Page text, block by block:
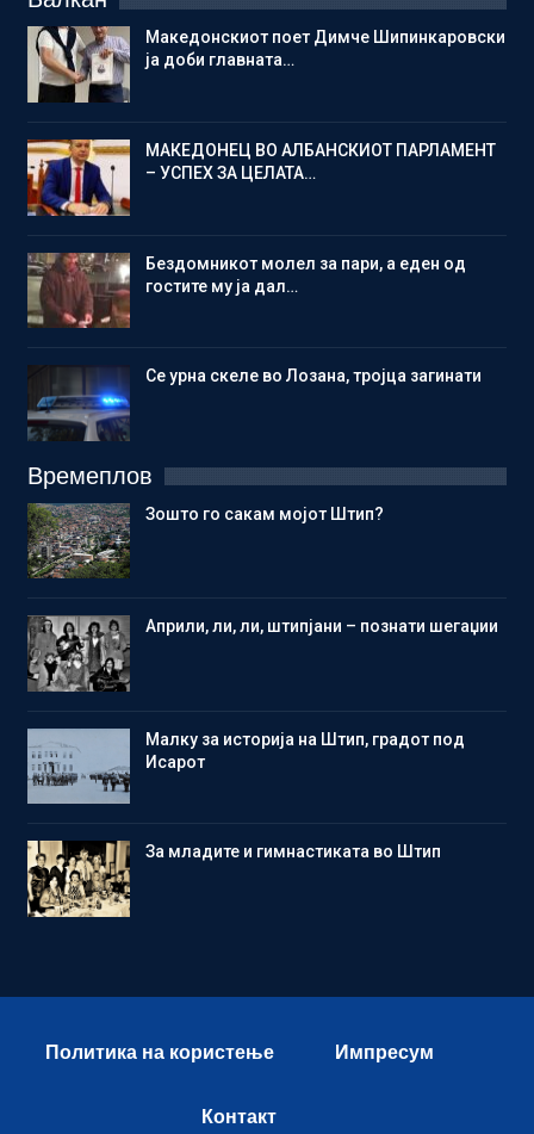
Македонскиот поет Димче Шипинкаровски
ја доби главната…
МАКЕДОНЕЦ ВО АЛБАНСКИОТ ПАРЛАМЕНТ
– УСПЕХ ЗА ЦЕЛАТА…
Бездомникот молел за пари, а еден од
гостите му ја дал…
Се урна скеле во Лозана, тројца загинати
Времеплов
Зошто го сакам мојот Штип?
Aприли, ли, ли, штипјани – познати шегаџии
Малку за историја на Штип, градот под
Исарот
Зa младите и гимнастиката во Штип
Политика на користење Импресум
Контакт